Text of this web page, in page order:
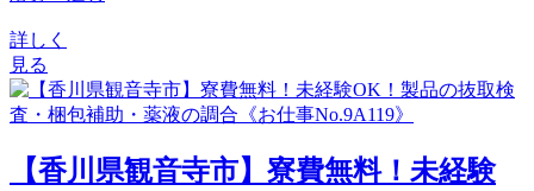
詳しく
見る
【香川県観音寺市】寮費無料！未経験